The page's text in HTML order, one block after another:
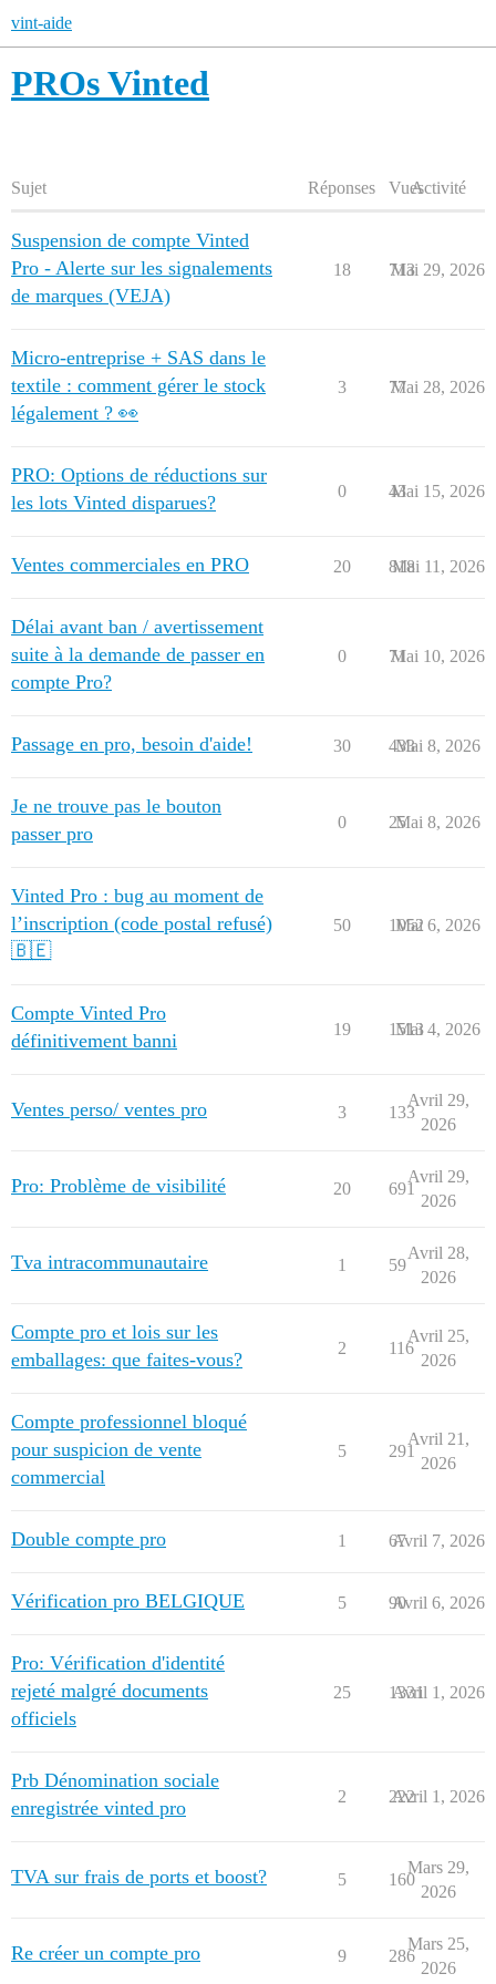
vint-aide
PROs Vinted
Sujet Réponses VuesActivité
Suspension de compte Vinted
Pro - Alerte sur les signalements
de marques (VEJA)
18 713
Mai 29, 2026
Micro-entreprise + SAS dans le
textile : comment gérer le stock
légalement ? 👀
3 77
Mai 28, 2026
PRO: Options de réductions sur
les lots Vinted disparues?
0 43
Mai 15, 2026
Ventes commerciales en PRO 20 818
Mai 11, 2026
Délai avant ban / avertissement
suite à la demande de passer en
compte Pro?
0 71
Mai 10, 2026
Passage en pro, besoin d'aide! 30 433
Mai 8, 2026
Je ne trouve pas le bouton
passer pro
0 25
Mai 8, 2026
Vinted Pro : bug au moment de
l’inscription (code postal refusé)
🇧🇪
50 1052
Mai 6, 2026
Compte Vinted Pro
définitivement banni
19 1513
Mai 4, 2026
Ventes perso/ ventes pro 3 133
Avril 29,
2026
Pro: Problème de visibilité 20 691
Avril 29,
2026
Tva intracommunautaire 1 59
Avril 28,
2026
Compte pro et lois sur les
emballages: que faites-vous?
2 116
Avril 25,
2026
Compte professionnel bloqué
pour suspicion de vente
commercial
5 291
Avril 21,
2026
Double compte pro 1 67
Avril 7, 2026
Vérification pro BELGIQUE 5 90
Avril 6, 2026
Pro: Vérification d'identité
rejeté malgré documents
officiels
25 1331
Avril 1, 2026
Prb Dénomination sociale
enregistrée vinted pro
2 222
Avril 1, 2026
TVA sur frais de ports et boost? 5 160
Mars 29,
2026
Re créer un compte pro 9 286
Mars 25,
2026